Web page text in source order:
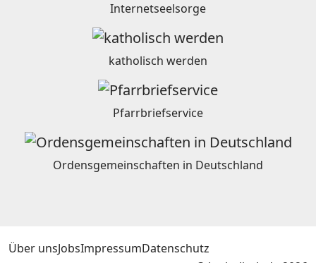
Internetseelsorge
katholisch werden
Pfarrbriefservice
Ordensgemeinschaften in Deutschland
Über unsJobsImpressumDatenschutz